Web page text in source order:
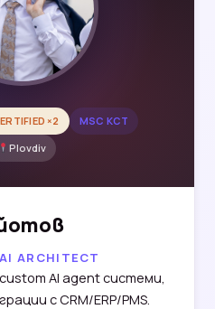
×2
MSC КСТ
Plovdiv
ARCHITECT
AI agent системи,
с CRM/ERP/PMS.